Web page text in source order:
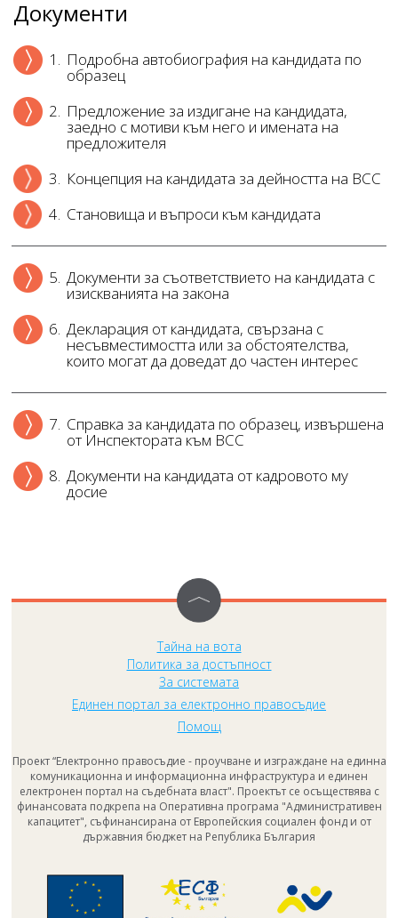
Документи
1. Подробна автобиография на кандидата по
образец
2. Предложение за издигане на кандидата,
заедно с мотиви към него и имената на
предложителя
3. Концепция на кандидата за дейността на ВСС
4. Становища и въпроси към кандидата
5. Документи за съответствието на кандидата с
изискванията на закона
6. Декларация от кандидата, свързана с
несъвместимостта или за обстоятелства,
които могат да доведат до частен интерес
7. Справка за кандидата по образец, извършена
от Инспектората към ВСС
8. Документи на кандидата от кадровото му
досие
Тайна на вота
Политика за достъпност
За системата
Единен портал за електронно правосъдие
Помощ
Проект “Електронно правосъдие - проучване и изграждане на единна
комуникационна и информационна инфраструктура и единен
електронен портал на съдебната власт". Проектът се осъществява с
финансовата подкрепа на Оперативна програма "Административен
капацитет", съфинансирана от Европейския социален фонд и от
държавния бюджет на Република България